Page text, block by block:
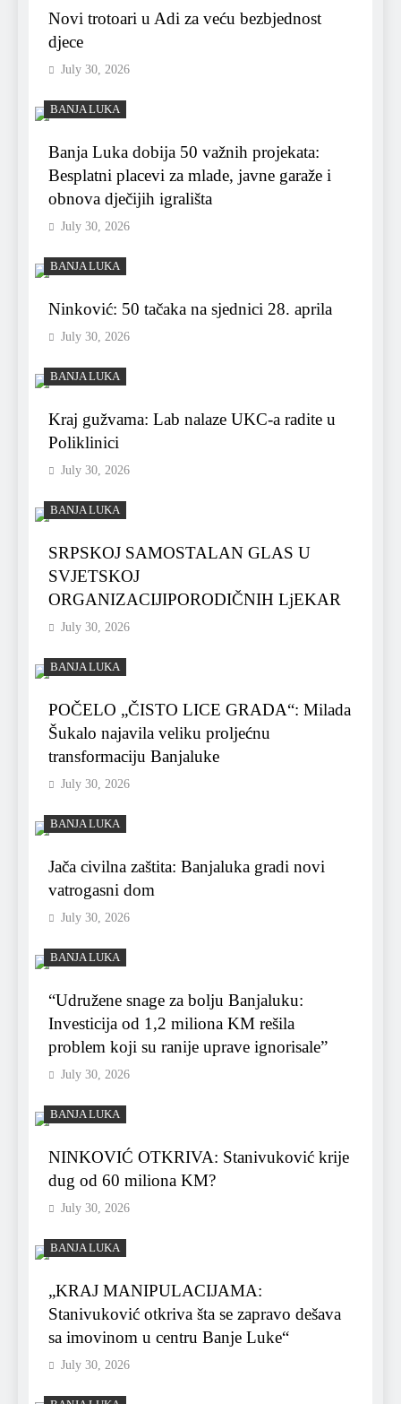
Novi trotoari u Adi za veću bezbjednost
djece
July 30, 2026
BANJA LUKA
Banja Luka dobija 50 važnih projekata:
Besplatni placevi za mlade, javne garaže i
obnova dječijih igrališta
July 30, 2026
BANJA LUKA
Ninković: 50 tačaka na sjednici 28. aprila
July 30, 2026
BANJA LUKA
Kraj gužvama: Lab nalaze UKC-a radite u
Poliklinici
July 30, 2026
BANJA LUKA
SRPSKOJ SAMOSTALAN GLAS U
SVJETSKOJ
ORGANIZACIJIPORODIČNIH LjEKAR
July 30, 2026
BANJA LUKA
POČELO „ČISTO LICE GRADA“: Milada
Šukalo najavila veliku proljećnu
transformaciju Banjaluke
July 30, 2026
BANJA LUKA
Jača civilna zaštita: Banjaluka gradi novi
vatrogasni dom
July 30, 2026
BANJA LUKA
“Udružene snage za bolju Banjaluku:
Investicija od 1,2 miliona KM rešila
problem koji su ranije uprave ignorisale”
July 30, 2026
BANJA LUKA
NINKOVIĆ OTKRIVA: Stanivuković krije
dug od 60 miliona KM?
July 30, 2026
BANJA LUKA
„KRAJ MANIPULACIJAMA:
Stanivuković otkriva šta se zapravo dešava
sa imovinom u centru Banje Luke“
July 30, 2026